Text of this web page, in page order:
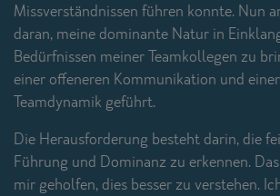
Missverständnissen führen konnte. Nun
daran, meine dominante Natur in
Bedürfnissen meiner Teamkollegen zu
einer offeneren Kommunikation und
Teamdynamik geführt.
Die Herausforderung besteht darin, die
Führung und Dominanz zu erkennen.
mir geholfen, dies besser zu verstehen.